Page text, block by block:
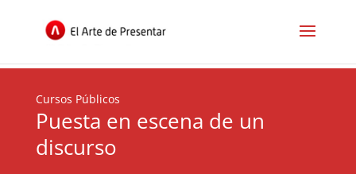
Cursos Públicos
Puesta en escena de un
discurso